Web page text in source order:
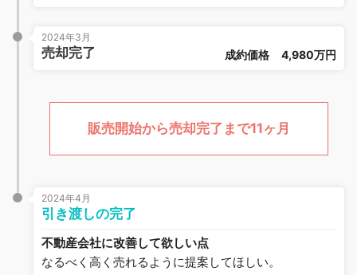
2024年3月
売却完了 成約価格 4,980万円
販売開始から売却完了まで11ヶ月
2024年4月
引き渡しの完了
不動産会社に改善して欲しい点
なるべく高く売れるように提案してほしい。